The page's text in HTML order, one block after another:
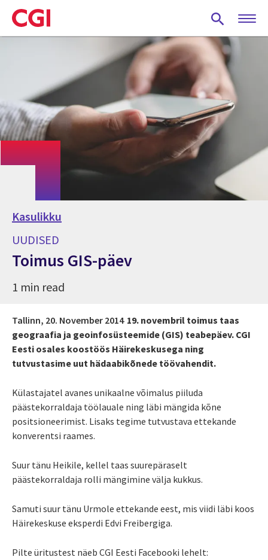
Skip
to
main
Kasulikku
UUDISED
Toimus GIS-päev
1 min read
Tallinn, 20. November 2014 19. novembril toimus taas
geograafia ja geoinfosüsteemide (GIS) teabepäev. CGI
Eesti osales koostöös Häirekeskusega ning
tutvustasime uut hädaabikõnede töövahendit.
Külastajatel avanes unikaalne võimalus piiluda
päästekorraldaja töölauale ning läbi mängida kõne
positsioneerimist. Lisaks tegime tutvustava ettekande
konverentsi raames.
Suur tänu Heikile, kellel taas suurepäraselt
päästekorraldaja rolli mängimine välja kukkus.
Samuti suur tänu Urmole ettekande eest, mis viidi läbi koos
Häirekeskuse eksperdi Edvi Freibergiga.
Pilte üritustest näeb CGI Eesti Facebooki lehelt: